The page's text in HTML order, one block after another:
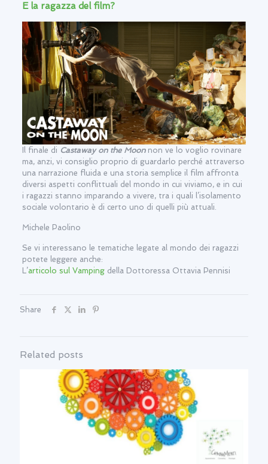
E la ragazza del film?
Il finale di Castaway on the Moonnon ve lo voglio rovinare
ma, anzi, vi consiglio proprio di guardarlo perché attraverso
una narrazione fluida e una storia semplice il film affronta
diversi aspetti conflittuali del mondo in cui viviamo, e in cui
i ragazzi stanno imparando a vivere, tra i quali l’isolamento
sociale volontario è di certo uno di quelli più attuali.
Michele Paolino
Se vi interessano le tematiche legate al mondo dei ragazzi
potete leggere anche:
L’articolo sul Vampingdella Dottoressa Ottavia Pennisi
Share
Related posts